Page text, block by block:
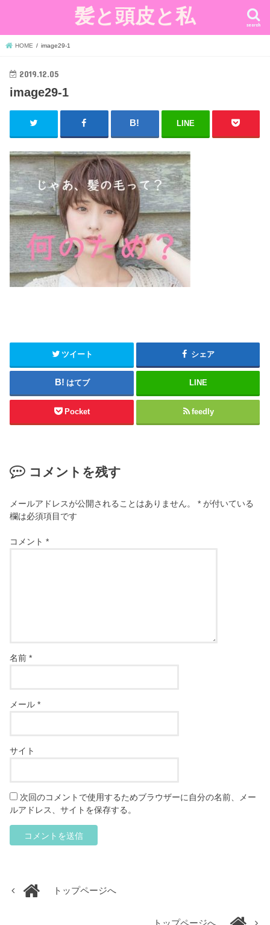
髪と頭皮と私 search
HOME image29-1
2019.12.05
image29-1
LINE
ツイート シェア
はてブ LINE
Pocket feedly
コメントを残す
メールアドレスが公開されることはありません。 * が付いている
欄は必須項目です
コメント*
名前*
メール*
サイト
次回のコメントで使用するためブラウザーに自分の名前、メー
ルアドレス、サイトを保存する。
トップページへ
トップページへ